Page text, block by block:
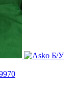
Б/У